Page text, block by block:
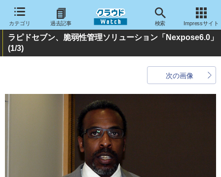
カテゴリ 過去記事 検索 Impressサイト
ラピドセブン、脆弱性管理ソリューション「Nexpose6.0」
(1/3)
次の画像